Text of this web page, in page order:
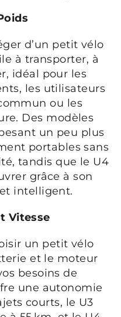
d’un petit vélo
à transporter, à
idéal pour les
les utilisateurs
ou les
Des modèles
un peu plus
portables sans
tandis que le U4
grâce à son
intelligent.
Vitesse
un petit vélo
et le moteur
besoins de
une autonomie
courts, le U3